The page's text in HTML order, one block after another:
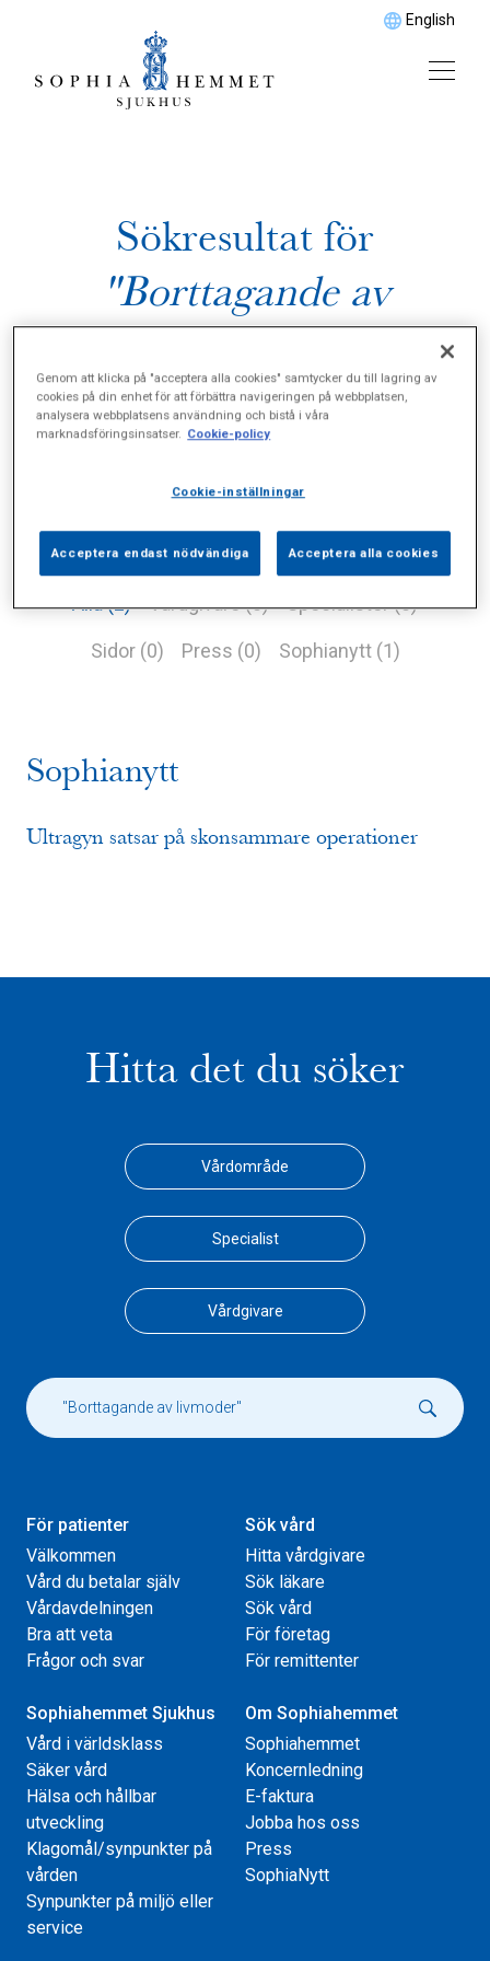
English
Sökresultat för
"Borttagande av
Alla (2) Vårdgivare (0) Specialister (0)
Sidor (0) Press (0) Sophianytt (1)
Sophianytt
Ultragyn satsar på skonsammare operationer
Hitta det du söker
Vårdområde
Specialist
Vårdgivare
För patienter
Välkommen
Vård du betalar själv
Vårdavdelningen
Bra att veta
Frågor och svar
Sök vård
Hitta vårdgivare
Sök läkare
Sök vård
För företag
För remittenter
Sophiahemmet Sjukhus
Vård i världsklass
Säker vård
Hälsa och hållbar
utveckling
Klagomål/synpunkter på
vården
Synpunkter på miljö eller
service
Om Sophiahemmet
Sophiahemmet
Koncernledning
E-faktura
Jobba hos oss
Press
SophiaNytt
Genom att klicka på "acceptera alla cookies" samtycker du till lagring av
cookies på din enhet för att förbättra navigeringen på webbplatsen,
analysera webbplatsens användning och bistå i våra
marknadsföringsinsatser. Cookie-policy
Cookie-inställningar
Acceptera endast nödvändiga Acceptera alla cookies